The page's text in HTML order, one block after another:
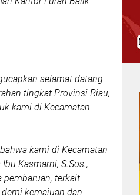
selamat datang
tingkat Provinsi Riau,
kami di Kecamatan
kami di Kecamatan
Kasmarni, S.Sos.,
pembaruan, terkait
kemajuan dan